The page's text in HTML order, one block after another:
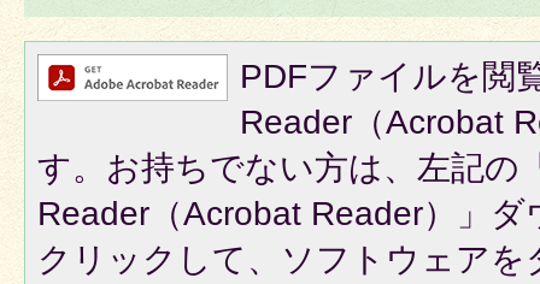
PDFファイルを閲
Reader（Acrobat
す。お持ちでない方は、左記の
Reader（Acrobat Reader）」
クリックして、ソフトウェア